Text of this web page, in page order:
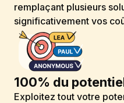
remplaçant plusieurs
significativement vos
100% du
Exploitez tout votre